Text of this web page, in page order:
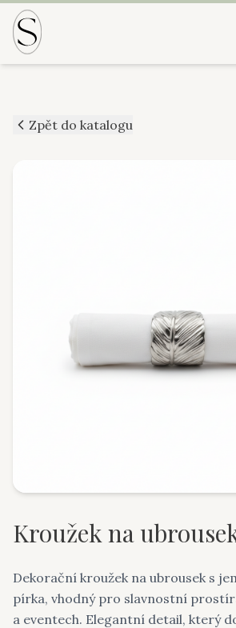
Zpět do katalogu
Kroužek na
Dekorační kroužek na ubrousek s
pírka, vhodný pro slavnostní
a eventech. Elegantní detail, který